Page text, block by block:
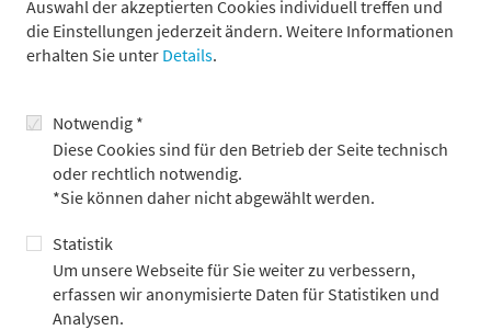
Auswahl der akzeptierten Cookies individuell treffen und
die Einstellungen jederzeit ändern. Weitere Informationen
erhalten Sie unter Details.
Notwendig *
Diese Cookies sind für den Betrieb der Seite technisch
oder rechtlich notwendig.
*Sie können daher nicht abgewählt werden.
Statistik
Um unsere Webseite für Sie weiter zu verbessern,
erfassen wir anonymisierte Daten für Statistiken und
Analysen.
Alexander Adick
Pressereferent
+49 69 2104-4967